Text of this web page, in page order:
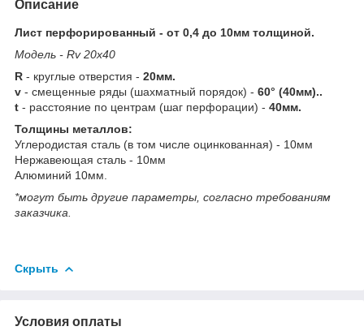
Описание
Лист перфорированный - от 0,4 до 10мм толщиной.
Модель - Rv 20х40
R - круглые отверстия - 20мм.
v - смещенные ряды (шахматный порядок) - 60° (40мм)..
t - расстояние по центрам (шаг перфорации) - 40мм.
Толщины металлов:
Углеродистая сталь (в том числе оцинкованная) - 10мм
Нержавеющая сталь - 10мм
Алюминий 10мм.
*могут быть другие параметры, согласно требованиям
заказчика.
Скрыть
Условия оплаты